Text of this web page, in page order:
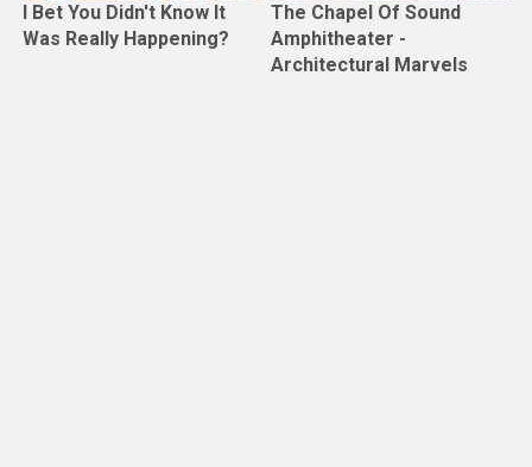
I Bet You Didn't Know It
Was Really Happening?
The Chapel Of Sound
Amphitheater -
Architectural Marvels